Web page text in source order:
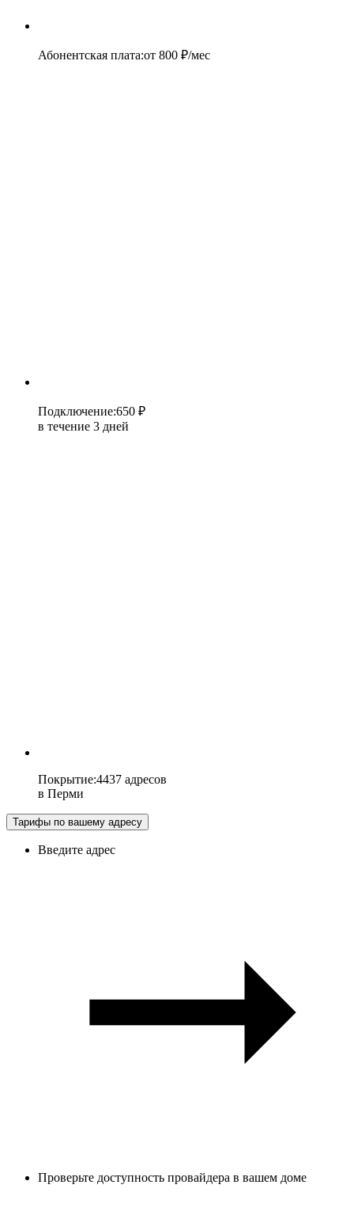
Абонентская плата:от 800 ₽/мес
Подключение:650 ₽
в течение 3 дней
Покрытие:4437 адресов
в Перми
Тарифы по вашему адресу
Введите адрес
Проверьте доступность провайдера в вашем доме